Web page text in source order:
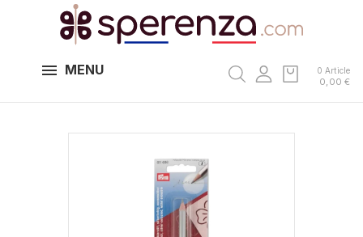
MENU 0 Article
0,00 €